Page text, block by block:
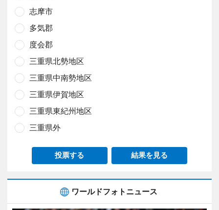
志摩市
多気郡
度会郡
三重県北勢地区
三重県中南勢地区
三重県伊賀地区
三重県東紀州地区
三重県外
投票する 結果を見る
ワールドフォトニュース